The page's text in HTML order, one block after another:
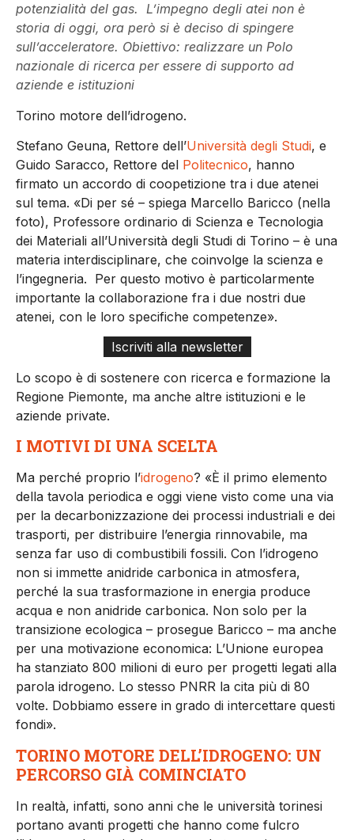
potenzialità del gas. L’impegno degli atei non è
storia di oggi, ora però si è deciso di spingere
sull’acceleratore. Obiettivo: realizzare un Polo
nazionale di ricerca per essere di supporto ad
aziende e istituzioni
Torino motore dell’idrogeno.
Stefano Geuna, Rettore dell’Università degli Studi, e
Guido Saracco, Rettore del Politecnico, hanno
firmato un accordo di coopetizione tra i due atenei
sul tema. «Di per sé – spiega Marcello Baricco (nella
foto), Professore ordinario di Scienza e Tecnologia
dei Materiali all’Università degli Studi di Torino – è una
materia interdisciplinare, che coinvolge la scienza e
l’ingegneria. Per questo motivo è particolarmente
importante la collaborazione fra i due nostri due
atenei, con le loro specifiche competenze».
Iscriviti alla newsletter
Lo scopo è di sostenere con ricerca e formazione la
Regione Piemonte, ma anche altre istituzioni e le
aziende private.
I MOTIVI DI UNA SCELTA
Ma perché proprio l’idrogeno? «È il primo elemento
della tavola periodica e oggi viene visto come una via
per la decarbonizzazione dei processi industriali e dei
trasporti, per distribuire l’energia rinnovabile, ma
senza far uso di combustibili fossili. Con l’idrogeno
non si immette anidride carbonica in atmosfera,
perché la sua trasformazione in energia produce
acqua e non anidride carbonica. Non solo per la
transizione ecologica – prosegue Baricco – ma anche
per una motivazione economica: L’Unione europea
ha stanziato 800 milioni di euro per progetti legati alla
parola idrogeno. Lo stesso PNRR la cita più di 80
volte. Dobbiamo essere in grado di intercettare questi
fondi».
TORINO MOTORE DELL’IDROGENO: UN
PERCORSO GIÀ COMINCIATO
In realtà, infatti, sono anni che le università torinesi
portano avanti progetti che hanno come fulcro